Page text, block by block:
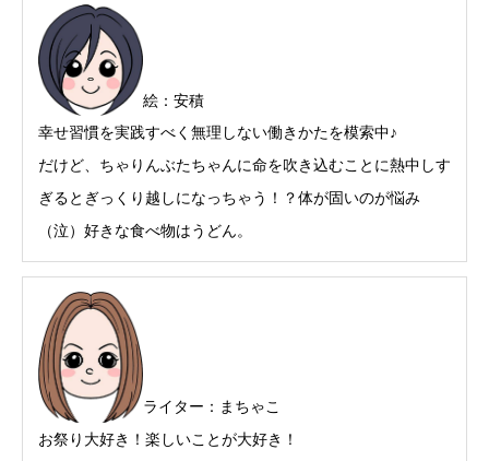
絵：安積
幸せ習慣を実践すべく無理しない働きかたを模索中♪
だけど、ちゃりんぶたちゃんに命を吹き込むことに熱中しす
ぎるとぎっくり越しになっちゃう！？体が固いのが悩み
（泣）好きな食べ物はうどん。
ライター：まちゃこ
お祭り大好き！楽しいことが大好き！